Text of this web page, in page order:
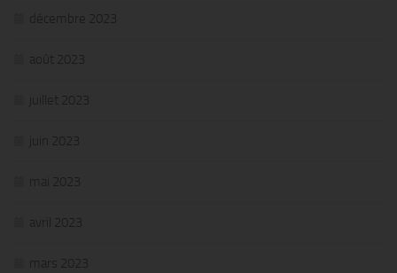
décembre 2023
août 2023
juillet 2023
juin 2023
mai 2023
avril 2023
mars 2023